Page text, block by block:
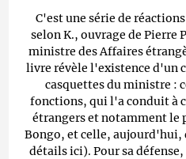
C'est une série de
selon K., ouvrage de Pierre
ministre des Affaires
livre révèle l'existence d'un
casquettes du ministre :
fonctions, qui l'a conduit à
étrangers et notamment le
Bongo, et celle, aujourd'hui,
détails ici). Pour sa